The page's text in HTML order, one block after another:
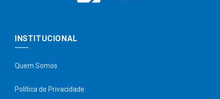
INSTITUCIONAL
Quem Somos
Política de Privacidade